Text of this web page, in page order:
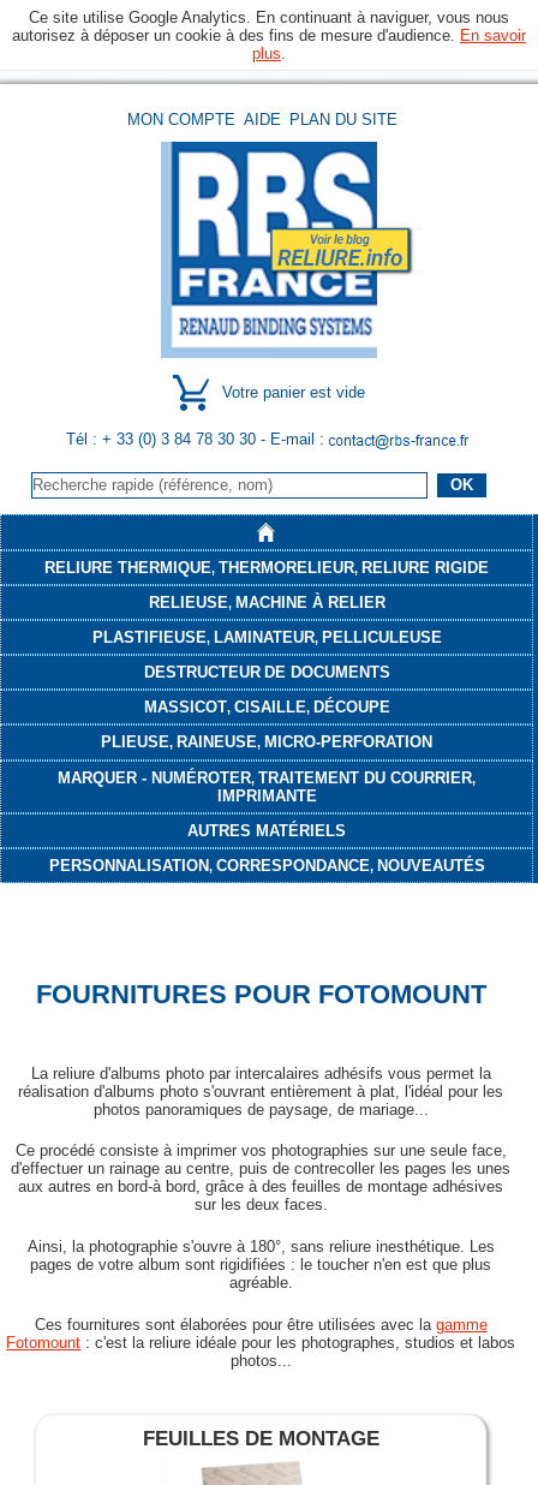
Ce site utilise Google Analytics. En continuant à naviguer, vous nous
autorisez à déposer un cookie à des fins de mesure d'audience. En savoir
plus
MON COMPTE AIDE PLAN DU SITE
Votre panier est vide
Tél : + 33 (0) 3 84 78 30 30 - E-mail :
RELIURE THERMIQUE,THERMORELIEUR, RELIURE RIGIDE
RELIEUSE, MACHINE À RELIER
PLASTIFIEUSE, LAMINATEUR, PELLICULEUSE
DESTRUCTEUR DE DOCUMENTS
MASSICOT, CISAILLE, DÉCOUPE
PLIEUSE, RAINEUSE, MICRO-PERFORATION
MARQUER - NUMÉROTER,TRAITEMENT DU COURRIER,
IMPRIMANTE
AUTRES MATÉRIELS
PERSONNALISATION, CORRESPONDANCE, NOUVEAUTÉS
FOURNITURES POUR FOTOMOUNT
La reliure d'albums photo par intercalaires adhésifs vous permet la
réalisation d'albums photo s'ouvrant entièrement à plat, l'idéal pour les
photos panoramiques de paysage, de mariage...
Ce procédé consiste à imprimer vos photographies sur une seule face,
d'effectuer un rainage au centre, puis de contrecoller les pages les unes
aux autres en bord-à bord, grâce à des feuilles de montage adhésives
sur les deux faces.
Ainsi, la photographie s'ouvre à 180°, sans reliure inesthétique. Les
pages de votre album sont rigidifiées : le toucher n'en est que plus
agréable.
Ces fournitures sont élaborées pour être utilisées avec la gamme
Fotomount : c'est la reliure idéale pour les photographes, studios et labos
photos...
FEUILLES DE MONTAGE